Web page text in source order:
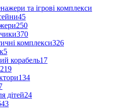
та ігрові комплекси
45
250
370
комплекси326
5
корабель17
219
134
дітей24